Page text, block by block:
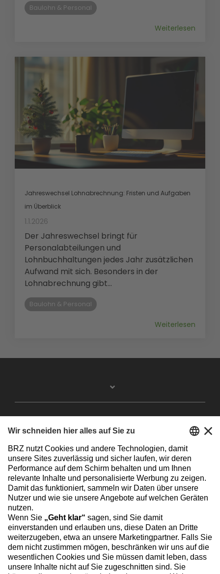
Baulohn & Personal
Weiterlesen
Jahreswechsel Lohnabrechnung: Fristen und Aufgaben
im Überblick
1.1.2026
Der Jahreswechsel bringt für
Personalabteilungen und
Lohnbuchhaltungen jedes Jahr zusätzlichen
Aufwand mit sich. Besonders in der
Lohnabrechnung gibt...
Baulohn & Personal
Weiterlesen
FacebookInstagramLinkedinYouTube